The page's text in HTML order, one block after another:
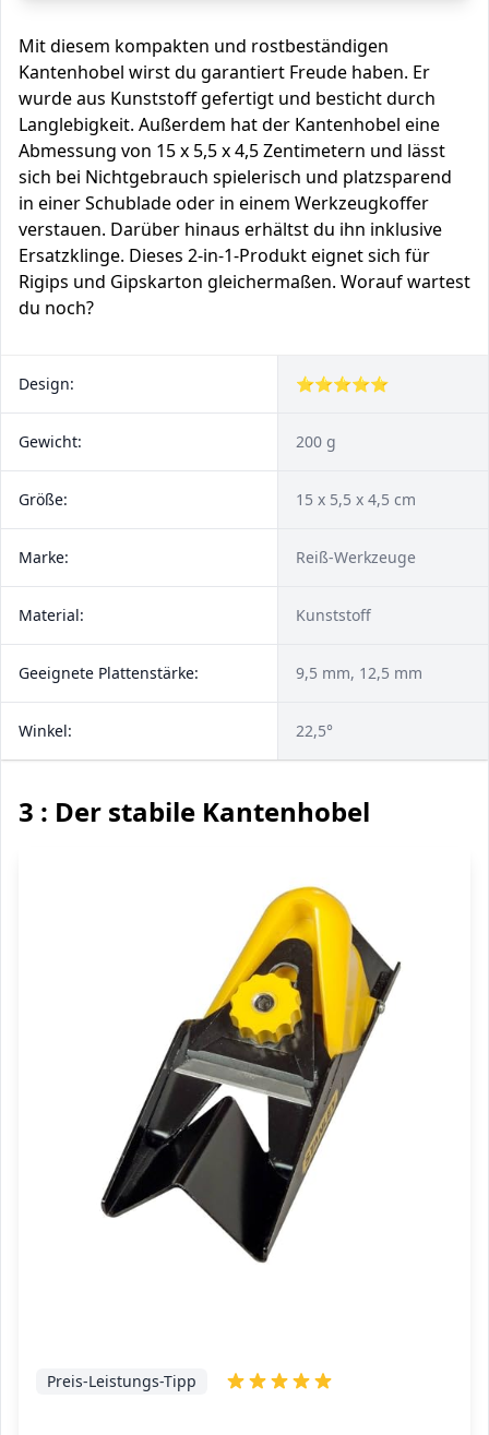
Mit diesem kompakten und rostbeständigen
Kantenhobel wirst du garantiert Freude haben. Er
wurde aus Kunststoff gefertigt und besticht durch
Langlebigkeit. Außerdem hat der Kantenhobel eine
Abmessung von 15 x 5,5 x 4,5 Zentimetern und lässt
sich bei Nichtgebrauch spielerisch und platzsparend
in einer Schublade oder in einem Werkzeugkoffer
verstauen. Darüber hinaus erhältst du ihn inklusive
Ersatzklinge. Dieses 2-in-1-Produkt eignet sich für
Rigips und Gipskarton gleichermaßen. Worauf wartest
du noch?
Design: ⭐⭐⭐⭐⭐
Gewicht: 200 g
Größe: 15 x 5,5 x 4,5 cm
Marke: Reiß-Werkzeuge
Material: Kunststoff
Geeignete Plattenstärke: 9,5 mm, 12,5 mm
Winkel: 22,5°
3 : Der stabile Kantenhobel
Preis-Leistungs-Tipp